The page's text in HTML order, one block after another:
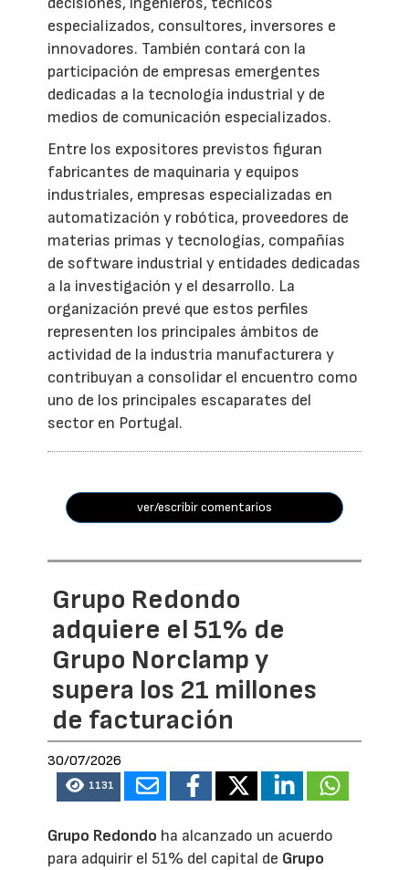
especializados, consultores, inversores e
innovadores. También contará con la
participación de empresas emergentes
dedicadas a la tecnología industrial y de
medios de comunicación especializados.
Entre los expositores previstos figuran
fabricantes de maquinaria y equipos
industriales, empresas especializadas en
automatización y robótica, proveedores de
materias primas y tecnologías, compañías
de software industrial y entidades dedicadas
a la investigación y el desarrollo. La
organización prevé que estos perfiles
representen los principales ámbitos de
actividad de la industria manufacturera y
contribuyan a consolidar el encuentro como
uno de los principales escaparates del
sector en Portugal.
ver/escribir comentarios
Grupo Redondo
adquiere el 51% de
Grupo Norclamp y
supera los 21 millones
de facturación
30/07/2026
1131
Grupo Redondo ha alcanzado un acuerdo
para adquirir el 51% del capital de Grupo